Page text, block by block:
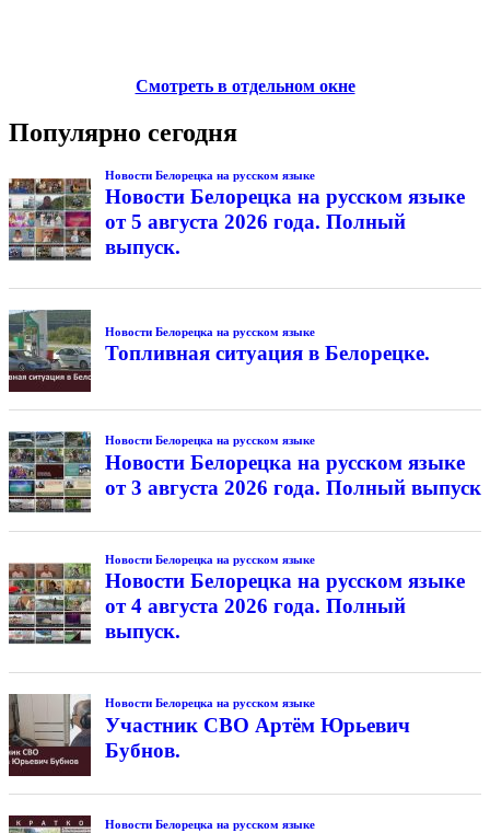
Смотреть в отдельном окне
Популярно сегодня
Новости Белорецка на русском языке
Новости Белорецка на русском языке
от 5 августа 2026 года. Полный
выпуск.
Новости Белорецка на русском языке
Топливная ситуация в Белорецке.
Новости Белорецка на русском языке
Новости Белорецка на русском языке
от 3 августа 2026 года. Полный выпуск
Новости Белорецка на русском языке
Новости Белорецка на русском языке
от 4 августа 2026 года. Полный
выпуск.
Новости Белорецка на русском языке
Участник СВО Артём Юрьевич
Бубнов.
Новости Белорецка на русском языке